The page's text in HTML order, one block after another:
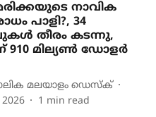
നാവിക
പാളി?, 34
തീരം കടന്നു,
910 മില്യൺ ഡോളർ
മലയാളം ഡെസ്ക്
1 min read